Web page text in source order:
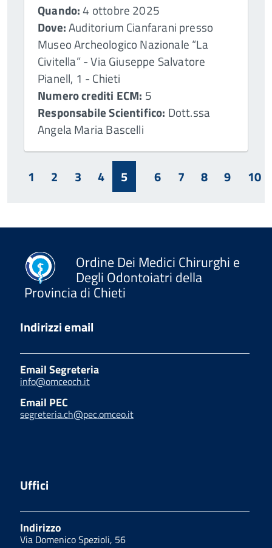
Quando:4 ottobre 2025
Dove:Auditorium Cianfarani presso
Museo Archeologico Nazionale “La
Civitella” - Via Giuseppe Salvatore
Pianell, 1 - Chieti
Numero crediti ECM: 5
Responsabile Scientifico: Dott.ssa
Angela Maria Bascelli
1 2 3 4 5 6 7 8 9 10
Ordine Dei Medici Chirurghi e
Degli Odontoiatri della
Provincia di Chieti
Indirizzi email
Email Segreteria
info@omceoch.it
Email PEC
segreteria.ch@pec.omceo.it
Uffici
Indirizzo
Via Domenico Spezioli, 56